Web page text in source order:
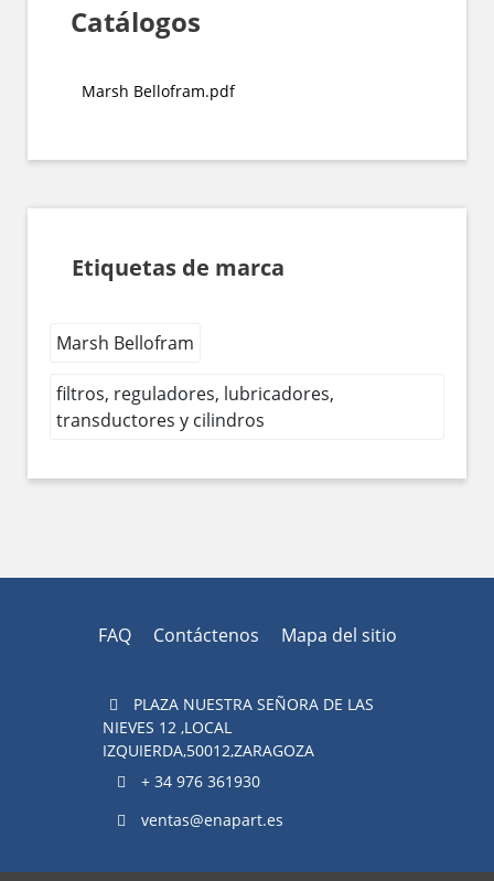
Catálogos
Marsh Bellofram.pdf
Etiquetas de marca
Marsh Bellofram
filtros, reguladores, lubricadores,
transductores y cilindros
FAQ Contáctenos Mapa del sitio
PLAZA NUESTRA SEÑORA DE LAS
NIEVES 12 ,LOCAL
IZQUIERDA,50012,ZARAGOZA
+ 34 976 361930
ventas@enapart.es